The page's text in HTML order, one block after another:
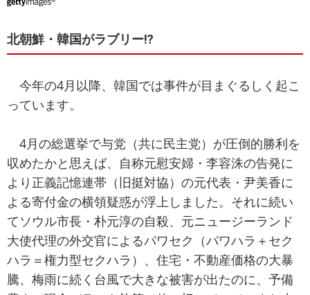
北朝鮮・韓国がラブリー⁉
今年の4月以降、韓国では事件が目まぐるしく起こ
っています。
4月の総選挙で与党（共に民主党）が圧倒的勝利を
収めたかと思えば、自称元慰安婦・李容洙の告発に
より正義記憶連帯（旧挺対協）の元代表・尹美香に
よる寄付金の横領疑惑が浮上しました。それに続い
てソウル市長・朴元淳の自殺、元ニュージーランド
大使代理の外交官によるパワセク（パワハラ＋セク
ハラ＝権力型セクハラ）、住宅・不動産価格の大暴
騰、梅雨に続く台風で大きな被害が出たのに、予備